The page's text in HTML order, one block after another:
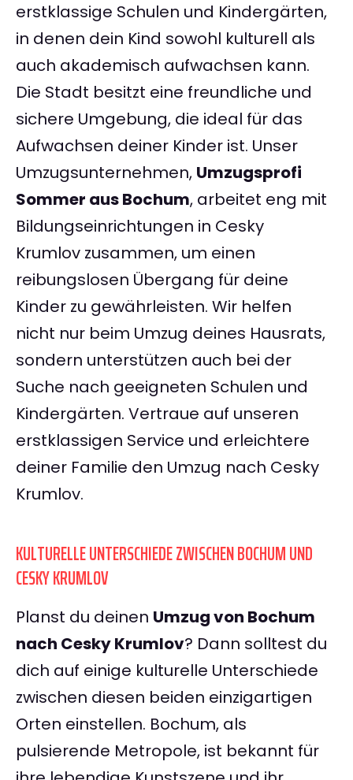
erstklassige Schulen und Kindergärten,
in denen dein Kind sowohl kulturell als
auch akademisch aufwachsen kann.
Die Stadt besitzt eine freundliche und
sichere Umgebung, die ideal für das
Aufwachsen deiner Kinder ist. Unser
Umzugsunternehmen, Umzugsprofi
Sommer aus Bochum, arbeitet eng mit
Bildungseinrichtungen in Cesky
Krumlov zusammen, um einen
reibungslosen Übergang für deine
Kinder zu gewährleisten. Wir helfen
nicht nur beim Umzug deines Hausrats,
sondern unterstützen auch bei der
Suche nach geeigneten Schulen und
Kindergärten. Vertraue auf unseren
erstklassigen Service und erleichtere
deiner Familie den Umzug nach Cesky
Krumlov.
KULTURELLE UNTERSCHIEDE ZWISCHEN BOCHUM UND
CESKY KRUMLOV
Planst du deinen Umzug von Bochum
nach Cesky Krumlov? Dann solltest du
dich auf einige kulturelle Unterschiede
zwischen diesen beiden einzigartigen
Orten einstellen. Bochum, als
pulsierende Metropole, ist bekannt für